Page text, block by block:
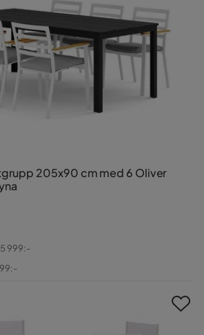
205x90 cm med 6 Oliver
999:-